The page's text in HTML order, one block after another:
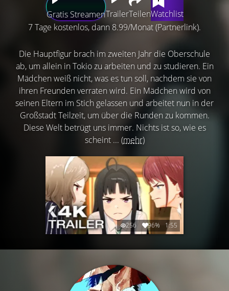
Gratis StreamenTrailerTeilenWatchlist
7 Tage kostenlos, dann 8.99/Monat (Partnerlink).
Die Hauptfigur brach im zweiten Jahr die Oberschule
ab, um allein in Tokio zu arbeiten und zu studieren. Ein
Mädchen weiß nicht, was es tun soll, nachdem sie von
ihren Freunden verraten wird. Ein Mädchen wird von
seinen Eltern im Stich gelassen und arbeitet nun in der
Großstadt Teilzeit, um über die Runden zu kommen.
Diese Welt betrügt uns immer. Nichts ist so, wie es
scheint ... (mehr)
256 96% 1:55